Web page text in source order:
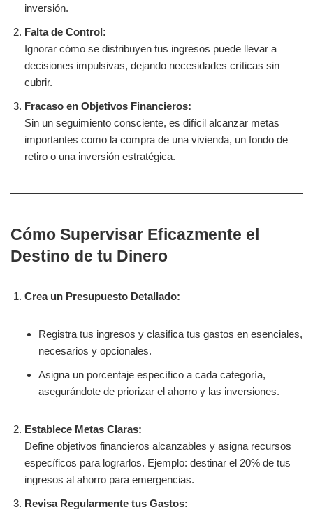
inversión.
Falta de Control:
Ignorar cómo se distribuyen tus ingresos puede llevar a
decisiones impulsivas, dejando necesidades críticas sin
cubrir.
Fracaso en Objetivos Financieros:
Sin un seguimiento consciente, es difícil alcanzar metas
importantes como la compra de una vivienda, un fondo de
retiro o una inversión estratégica.
Cómo Supervisar Eficazmente el
Destino de tu Dinero
Crea un Presupuesto Detallado:
Registra tus ingresos y clasifica tus gastos en esenciales,
necesarios y opcionales.
Asigna un porcentaje específico a cada categoría,
asegurándote de priorizar el ahorro y las inversiones.
Establece Metas Claras:
Define objetivos financieros alcanzables y asigna recursos
específicos para lograrlos. Ejemplo: destinar el 20% de tus
ingresos al ahorro para emergencias.
Revisa Regularmente tus Gastos: